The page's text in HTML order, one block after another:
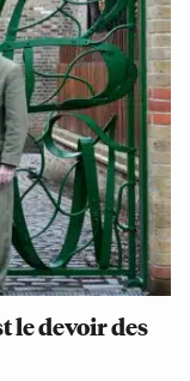
le devoir des